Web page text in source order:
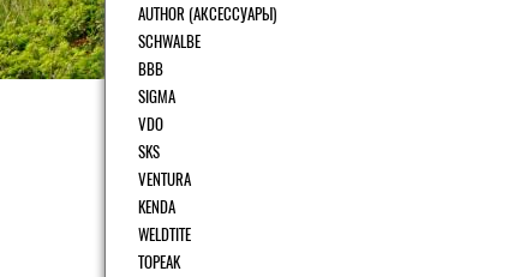
AUTHOR (АКСЕССУАРЫ)
SCHWALBE
BBB
SIGMA
VDO
SKS
VENTURA
KENDA
WELDTITE
TOPEAK